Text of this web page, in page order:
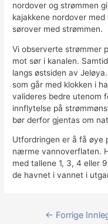
nordover og strømmen
kajakkene nordover
sørover med strømmen.
Vi observerte strømmer
mot sør i kanalen.
langs østsiden av
som går med klokken i
valideres bedre utenom
innflytelse på
bør derfor gjentas om
Utfordringen er å få øye
nærme vannoverflaten.
med tallene 1, 3, 4 eller
de havnet i vannet i
Innleggsnavigasjon
← Forrige